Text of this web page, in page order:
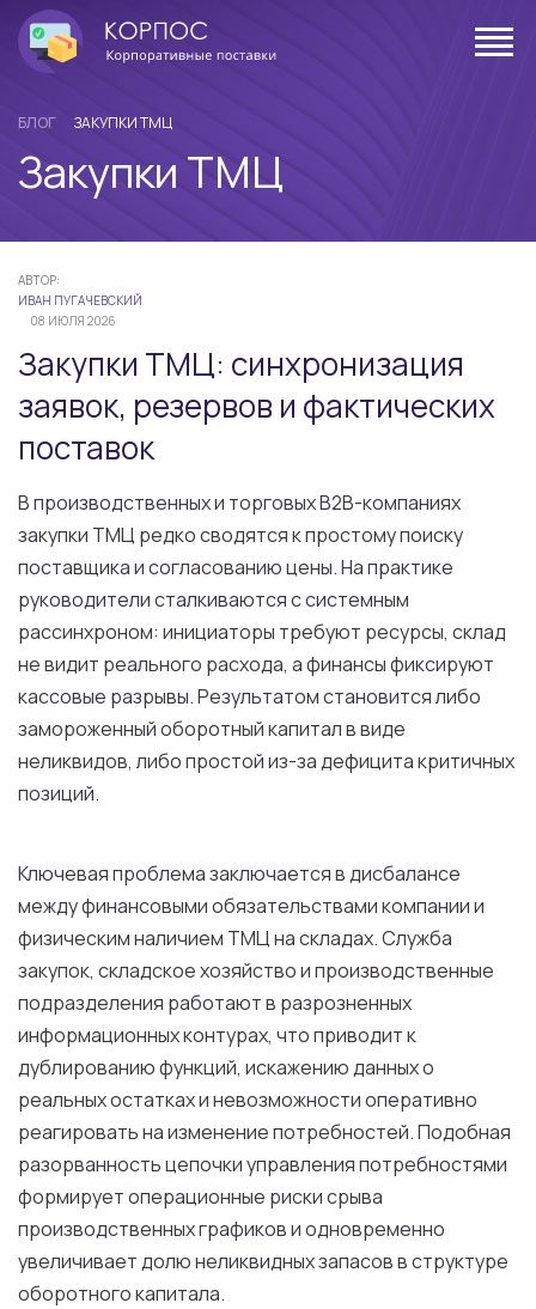
БЛОГ ЗАКУПКИ ТМЦ
Закупки ТМЦ
АВТОР:
ИВАН ПУГАЧЕВСКИЙ
08 ИЮЛЯ 2026
Закупки ТМЦ: синхронизация
заявок, резервов и фактических
поставок
В производственных и торговых B2B-компаниях
закупки ТМЦ редко сводятся к простому поиску
поставщика и согласованию цены. На практике
руководители сталкиваются с системным
рассинхроном: инициаторы требуют ресурсы, склад
не видит реального расхода, а финансы фиксируют
кассовые разрывы. Результатом становится либо
замороженный оборотный капитал в виде
неликвидов, либо простой из-за дефицита критичных
позиций.
Ключевая проблема заключается в дисбалансе
между финансовыми обязательствами компании и
физическим наличием ТМЦ на складах. Служба
закупок, складское хозяйство и производственные
подразделения работают в разрозненных
информационных контурах, что приводит к
дублированию функций, искажению данных о
реальных остатках и невозможности оперативно
реагировать на изменение потребностей. Подобная
разорванность цепочки управления потребностями
формирует операционные риски срыва
производственных графиков и одновременно
увеличивает долю неликвидных запасов в структуре
оборотного капитала.